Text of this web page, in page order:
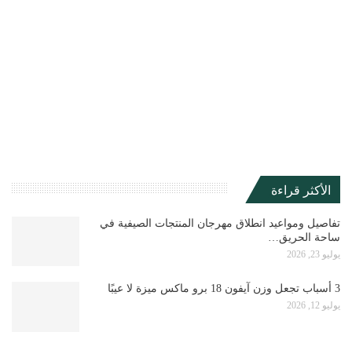
الأكثر قراءة
تفاصيل ومواعيد انطلاق مهرجان المنتجات الصيفية في
ساحة الحريق…
يوليو 23, 2026
3 أسباب تجعل وزن آيفون 18 برو ماكس ميزة لا عيبًا
يوليو 12, 2026